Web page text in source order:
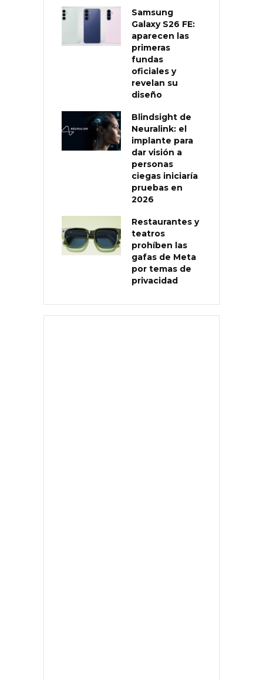
Samsung
Galaxy S26 FE:
aparecen las
primeras
fundas
oficiales y
revelan su
diseño
Blindsight de
Neuralink: el
implante para
dar visión a
personas
ciegas iniciaría
pruebas en
2026
Restaurantes y
teatros
prohíben las
gafas de Meta
por temas de
privacidad